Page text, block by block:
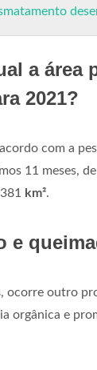
a área
2021?
com a
11 meses,
km².
e
, ocorre outro
orgânica e